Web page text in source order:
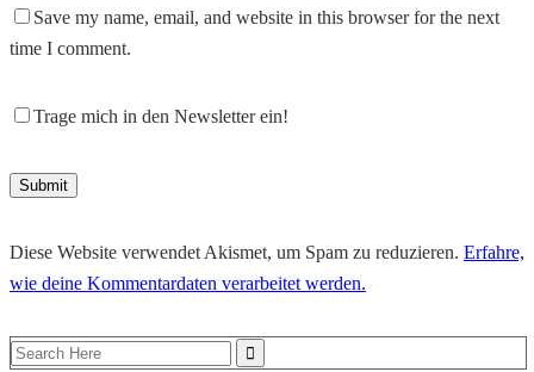
Save my name, email, and website in this browser for the next
time I comment.
Trage mich in den Newsletter ein!
Diese Website verwendet Akismet, um Spam zu reduzieren. Erfahre,
wie deine Kommentardaten verarbeitet werden.